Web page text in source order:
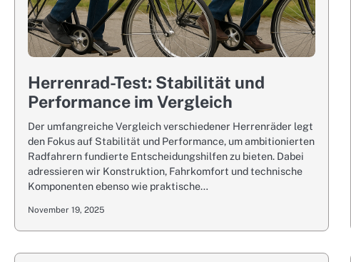
Herrenrad-Test: Stabilität und
Performance im Vergleich
Der umfangreiche Vergleich verschiedener Herrenräder legt
den Fokus auf Stabilität und Performance, um ambitionierten
Radfahrern fundierte Entscheidungshilfen zu bieten. Dabei
adressieren wir Konstruktion, Fahrkomfort und technische
Komponenten ebenso wie praktische…
November 19, 2025